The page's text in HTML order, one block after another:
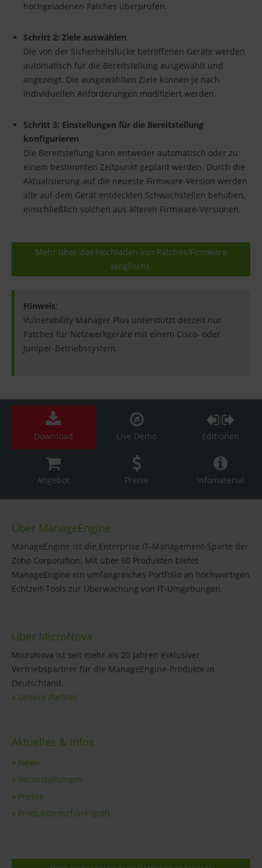
hochgeladenen Patches überprüfen.
Schritt 2: Ziele auswählen
Die von der Sicherheitslücke betroffenen Geräte werden
automatisch für die Bereitstellung ausgewählt und
angezeigt. Die ausgewählten Ziele können je nach
individuellen Anforderungen modifiziert werden.
Schritt 3: Einstellungen für die Bereitstellung
konfigurieren
Die Bereitstellung kann entweder automatisch oder zu
einem bestimmten Zeitpunkt geplant werden. Durch die
Aktualisierung auf die neueste Firmware-Version werden
alle auf dem Gerät entdeckten Schwachstellen behoben,
einschließlich solchen aus älteren Firmware-Versionen.
Mehr über das Hochladen von Patches/Firmware
(englisch).
Hinweis:
Vulnerability Manager Plus unterstützt derzeit nur
Patches für Netzwerkgeräte mit einem Cisco- oder
Juniper-Betriebssystem.
Download Live Demo Editionen
Angebot Preise Infomaterial
Über ManageEngine
ManageEngine ist die Enterprise IT-Management-Sparte der
Zoho Corporation. Mit über 60 Produkten bietet
ManageEngine ein umfangreiches Portfolio an hochwertigen
Echtzeit-Tools zur Überwachung von IT-Umgebungen.
Über MicroNova
MicroNova ist seit mehr als 20 Jahren exklusiver
Vertriebspartner für die ManageEngine-Produkte in
Deutschland.
» Unsere Partner
Aktuelles & Infos
» News
» Veranstaltungen
» Presse
» Produktbroschüre (pdf)